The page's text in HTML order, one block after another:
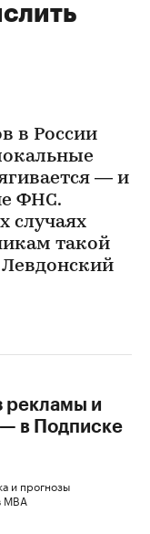
в России
— и
ФНС.
случаях
такой
Левдонский
рекламы и
в Подписке
и прогнозы